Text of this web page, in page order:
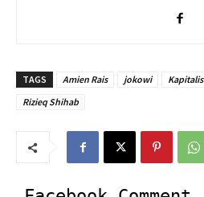
TAGS Amien Rais jokowi Kapitalis
Rizieq Shihab